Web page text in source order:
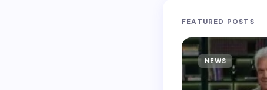
FEATURED POSTS
NEWS